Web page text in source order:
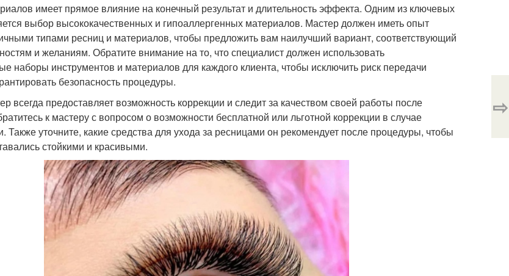
имеет прямое влияние на конечный результат и длительность эффекта. Одним из ключевых
выбор высококачественных и гипоаллергенных материалов. Мастер должен иметь опыт
типами ресниц и материалов, чтобы предложить вам наилучший вариант, соответствующий
и желаниям. Обратите внимание на то, что специалист должен использовать
наборы инструментов и материалов для каждого клиента, чтобы исключить риск передачи
безопасность процедуры.
всегда предоставляет возможность коррекции и следит за качеством своей работы после
к мастеру с вопросом о возможности бесплатной или льготной коррекции в случае
Также уточните, какие средства для ухода за ресницами он рекомендует после процедуры, чтобы
стойкими и красивыми.
⇨